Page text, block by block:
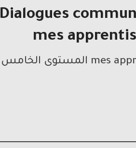
Dialogues
mes
نصوص حوار مرجع mes apprentissages en français المستوى الخامس